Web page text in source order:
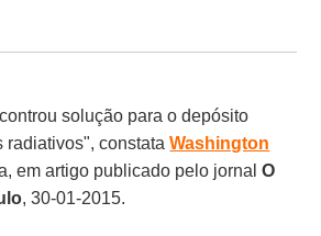
solução para o depósito
radiativos", constataWashington
em artigo publicado pelo jornalO
, 30-01-2015.